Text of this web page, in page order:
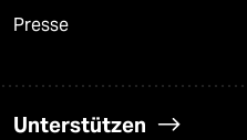
Presse
Unterstützen